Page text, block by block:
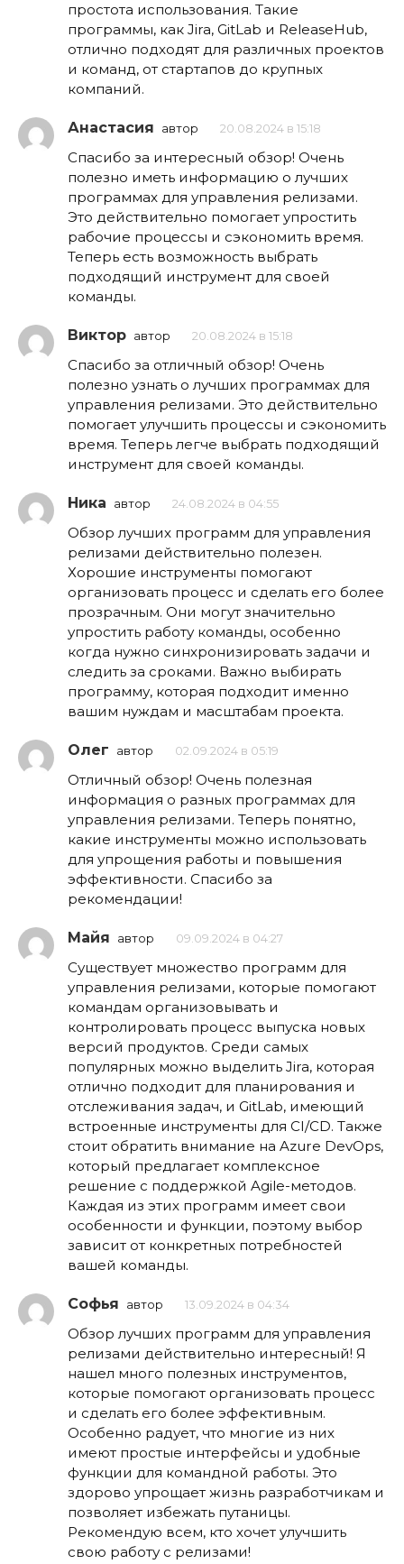
простота использования. Такие
программы, как Jira, GitLab и ReleaseHub,
отлично подходят для различных проектов
и команд, от стартапов до крупных
компаний.
Анастасия автор 20.08.2024 в 15:18
Спасибо за интересный обзор! Очень
полезно иметь информацию о лучших
программах для управления релизами.
Это действительно помогает упростить
рабочие процессы и сэкономить время.
Теперь есть возможность выбрать
подходящий инструмент для своей
команды.
Виктор автор 20.08.2024 в 15:18
Спасибо за отличный обзор! Очень
полезно узнать о лучших программах для
управления релизами. Это действительно
помогает улучшить процессы и сэкономить
время. Теперь легче выбрать подходящий
инструмент для своей команды.
Ника автор 24.08.2024 в 04:55
Обзор лучших программ для управления
релизами действительно полезен.
Хорошие инструменты помогают
организовать процесс и сделать его более
прозрачным. Они могут значительно
упростить работу команды, особенно
когда нужно синхронизировать задачи и
следить за сроками. Важно выбирать
программу, которая подходит именно
вашим нуждам и масштабам проекта.
Олег автор 02.09.2024 в 05:19
Отличный обзор! Очень полезная
информация о разных программах для
управления релизами. Теперь понятно,
какие инструменты можно использовать
для упрощения работы и повышения
эффективности. Спасибо за
рекомендации!
Майя автор 09.09.2024 в 04:27
Существует множество программ для
управления релизами, которые помогают
командам организовывать и
контролировать процесс выпуска новых
версий продуктов. Среди самых
популярных можно выделить Jira, которая
отлично подходит для планирования и
отслеживания задач, и GitLab, имеющий
встроенные инструменты для CI/CD. Также
стоит обратить внимание на Azure DevOps,
который предлагает комплексное
решение с поддержкой Agile-методов.
Каждая из этих программ имеет свои
особенности и функции, поэтому выбор
зависит от конкретных потребностей
вашей команды.
Софья автор 13.09.2024 в 04:34
Обзор лучших программ для управления
релизами действительно интересный! Я
нашел много полезных инструментов,
которые помогают организовать процесс
и сделать его более эффективным.
Особенно радует, что многие из них
имеют простые интерфейсы и удобные
функции для командной работы. Это
здорово упрощает жизнь разработчикам и
позволяет избежать путаницы.
Рекомендую всем, кто хочет улучшить
свою работу с релизами!